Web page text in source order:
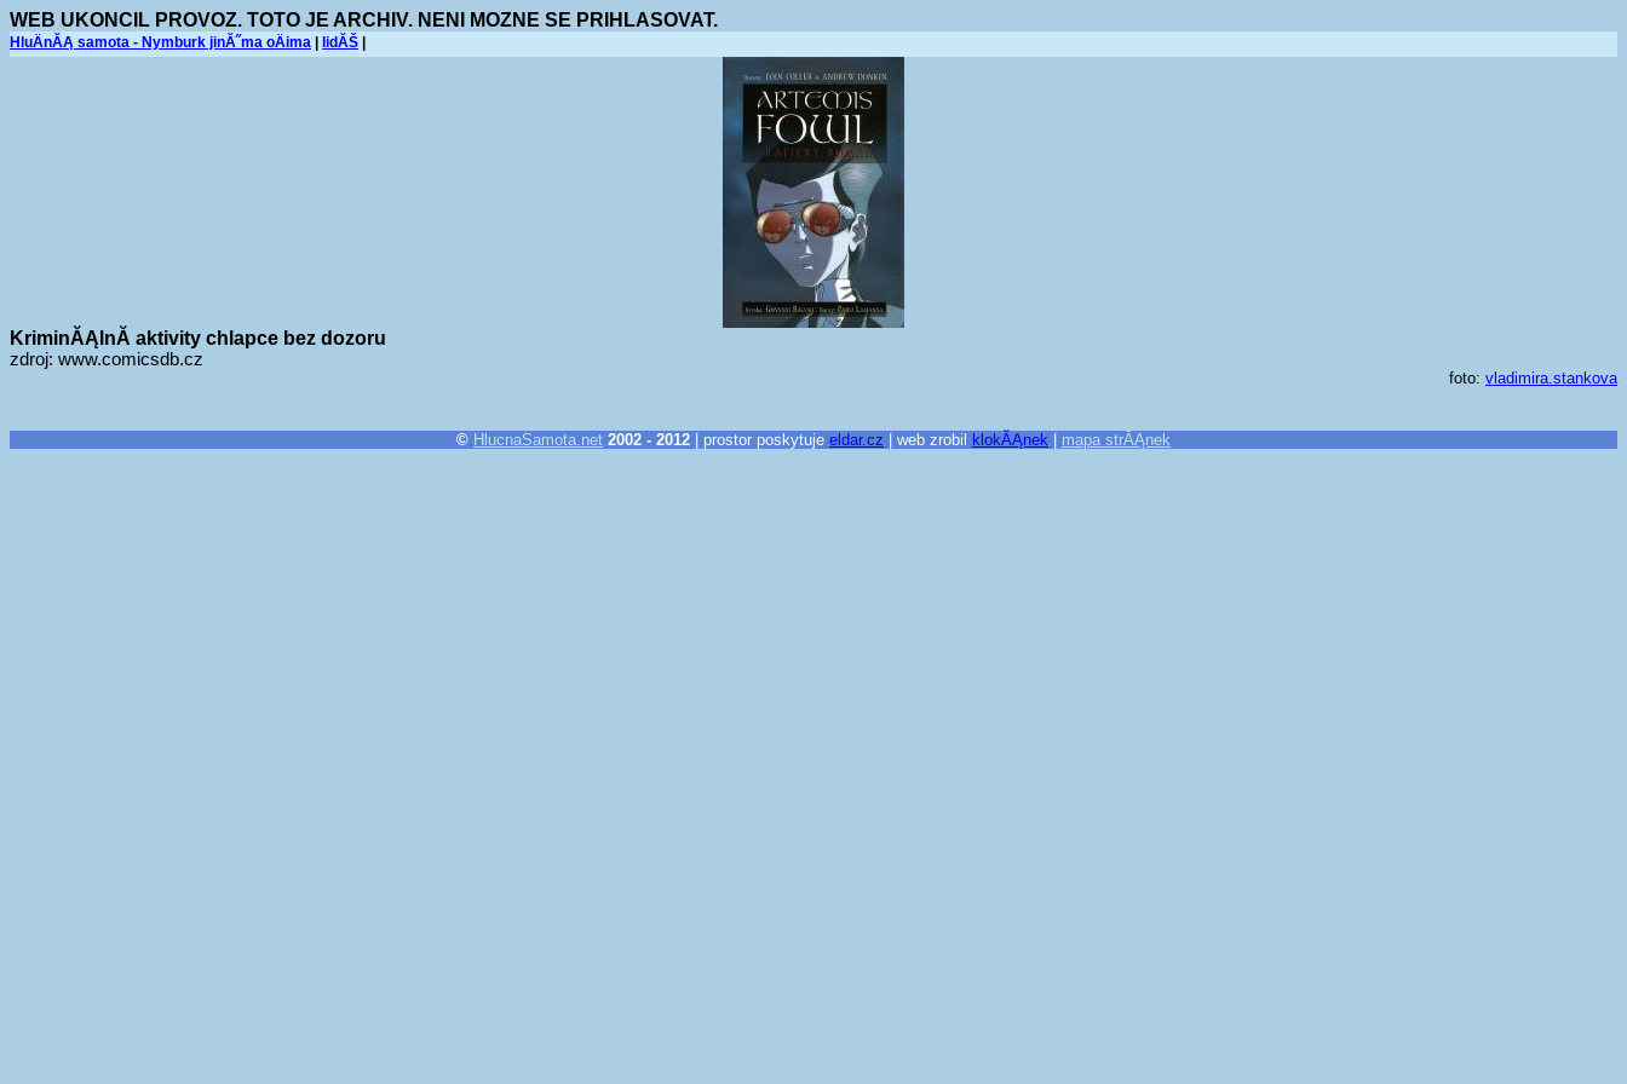
WEB UKONCIL PROVOZ. TOTO JE ARCHIV. NENI MOZNE SE PRIHLASOVAT.
HluÄnĂĄ samota - Nymburk jinĂ˝ma oÄima lidĂŠ
KriminĂĄlnĂ­ aktivity chlapce bez dozoru
zdroj: www.comicsdb.cz
foto: vladimira.stankova
© HlucnaSamota.net 2002 - 2012 | prostor poskytuje eldar.cz | web zrobil klokĂĄnek mapa strĂĄnek